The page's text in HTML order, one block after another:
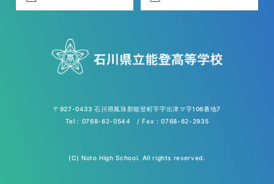
〒927-0433 石川県鳳珠郡能登町字宇出津マ字106番地7
Tel : 0768-62-0544 / Fax : 0768-62-2935
(C) Noto High School. All rights reserved.